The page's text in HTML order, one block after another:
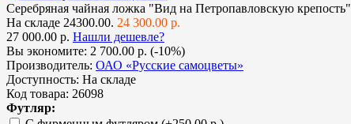
Серебряная чайная ложка "Вид на Петропавловскую крепость"
На складе 24300.00. 24 300.00 р.
27 000.00 р. Нашли дешевле?
Вы экономите: 2 700.00 р. (-10%)
Производитель: ОАО «Русские самоцветы»
Доступность: На складе
Код товара: 26098
Футляр: